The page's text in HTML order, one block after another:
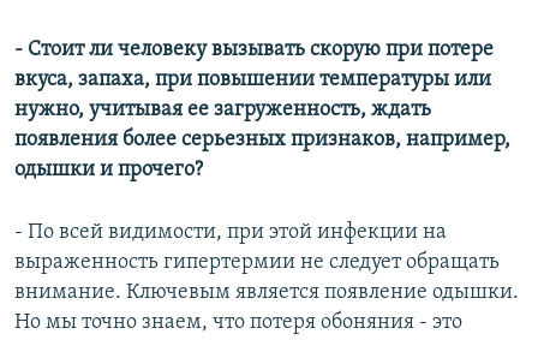
- Стоит ли человеку вызывать скорую при потере
вкуса, запаха, при повышении температуры или
нужно, учитывая ее загруженность, ждать
появления более серьезных признаков, например,
одышки и прочего?
- По всей видимости, при этой инфекции на
выраженность гипертермии не следует обращать
внимание. Ключевым является появление одышки.
Но мы точно знаем, что потеря обоняния - это